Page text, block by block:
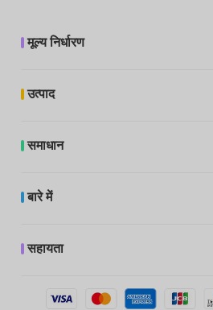
मूल्य निर्धारण
उत्पाद
समाधान
बारे में
सहायता